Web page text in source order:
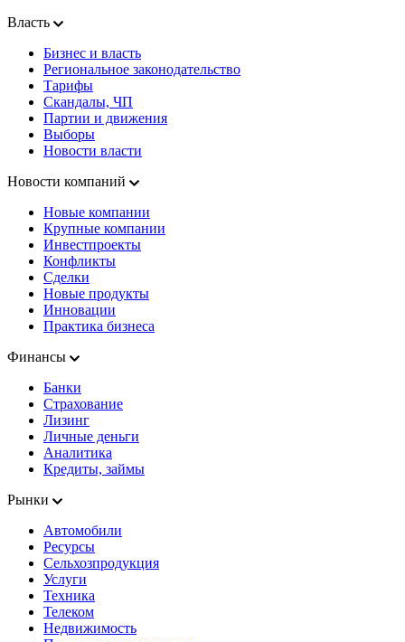
Власть
Бизнес и власть
Региональное законодательство
Тарифы
Скандалы, ЧП
Партии и движения
Выборы
Новости власти
Новости компаний
Новые компании
Крупные компании
Инвестпроекты
Конфликты
Сделки
Новые продукты
Инновации
Практика бизнеса
Финансы
Банки
Страхование
Лизинг
Личные деньги
Аналитика
Кредиты, займы
Рынки
Автомобили
Ресурсы
Сельхозпродукция
Услуги
Техника
Телеком
Недвижимость